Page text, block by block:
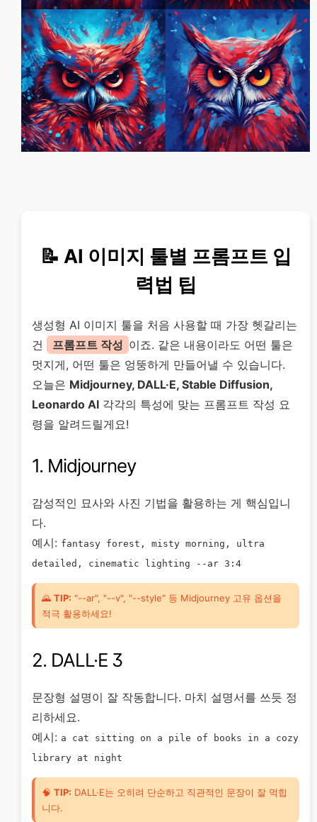
📝 AI 이미지 툴별 프롬프트 입
력법 팁
생성형 AI 이미지 툴을 처음 사용할 때 가장 헷갈리는
건
프롬프트 작성 이죠. 같은 내용이라도 어떤 툴은
멋지게, 어떤 툴은 엉뚱하게 만들어낼 수 있습니다.
오늘은 Midjourney, DALL·E, Stable Diffusion,
Leonardo AI 각각의 특성에 맞는 프롬프트 작성 요
령을 알려드릴게요!
1. Midjourney
감성적인 묘사와 사진 기법을 활용하는 게 핵심입니
다.
예시: fantasy forest, misty morning, ultra
detailed, cinematic lighting --ar 3:4
🌄 TIP: "--ar", "--v", "--style" 등 Midjourney 고유 옵션을
적극 활용하세요!
2. DALL·E 3
문장형 설명이 잘 작동합니다. 마치 설명서를 쓰듯 정
리하세요.
예시: a cat sitting on a pile of books in a cozy
library at night
🧠 TIP: DALL·E는 오히려 단순하고 직관적인 문장이 잘 먹힙
니다.